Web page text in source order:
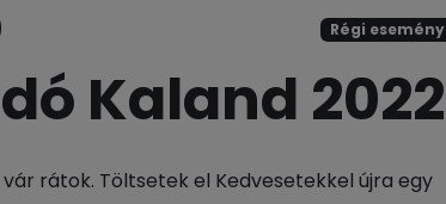
Régi esemény
Kaland 2022
rátok. Töltsetek el Kedvesetekkel újra egy